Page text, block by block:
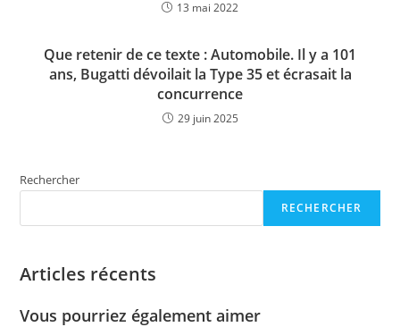
13 mai 2022
Que retenir de ce texte : Automobile. Il y a 101
ans, Bugatti dévoilait la Type 35 et écrasait la
concurrence
29 juin 2025
Rechercher
RECHERCHER
Articles récents
Vous pourriez également aimer